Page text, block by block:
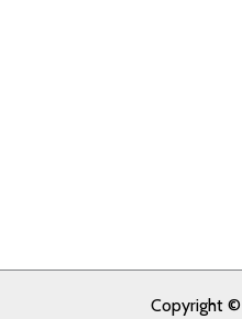
Copyright